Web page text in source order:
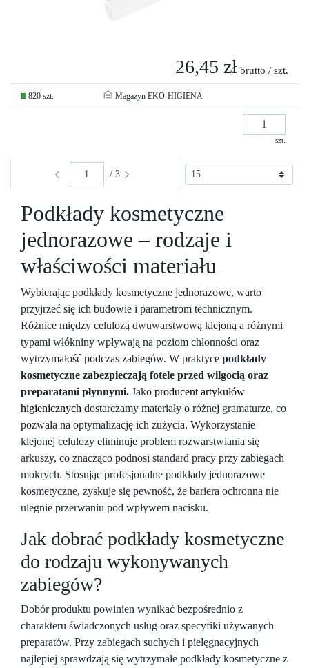
26,45 zł brutto / szt.
820 szt. Magazyn EKO-HIGIENA
szt.
/ 3
Podkłady kosmetyczne
jednorazowe – rodzaje i
właściwości materiału
Wybierając podkłady kosmetyczne jednorazowe, warto
przyjrzeć się ich budowie i parametrom technicznym.
Różnice między celulozą dwuwarstwową klejoną a różnymi
typami włókniny wpływają na poziom chłonności oraz
wytrzymałość podczas zabiegów. W praktyce podkłady
kosmetyczne zabezpieczają fotele przed wilgocią oraz
preparatami płynnymi. Jako producent artykułów
higienicznych dostarczamy materiały o różnej gramaturze, co
pozwala na optymalizację ich zużycia. Wykorzystanie
klejonej celulozy eliminuje problem rozwarstwiania się
arkuszy, co znacząco podnosi standard pracy przy zabiegach
mokrych. Stosując profesjonalne podkłady jednorazowe
kosmetyczne, zyskuje się pewność, że bariera ochronna nie
ulegnie przerwaniu pod wpływem nacisku.
Jak dobrać podkłady kosmetyczne
do rodzaju wykonywanych
zabiegów?
Dobór produktu powinien wynikać bezpośrednio z
charakteru świadczonych usług oraz specyfiki używanych
preparatów. Przy zabiegach suchych i pielęgnacyjnych
najlepiej sprawdzają się wytrzymałe podkłady kosmetyczne z